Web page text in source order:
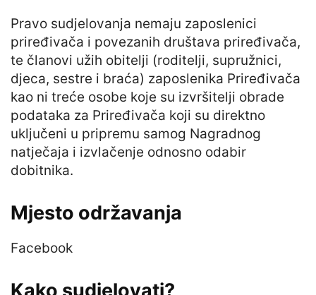
Pravo sudjelovanja nemaju zaposlenici
priređivača i povezanih društava priređivača,
te članovi užih obitelji (roditelji, supružnici,
djeca, sestre i braća) zaposlenika Priređivača
kao ni treće osobe koje su izvršitelji obrade
podataka za Priređivača koji su direktno
uključeni u pripremu samog Nagradnog
natječaja i izvlačenje odnosno odabir
dobitnika.
Mjesto održavanja
Facebook